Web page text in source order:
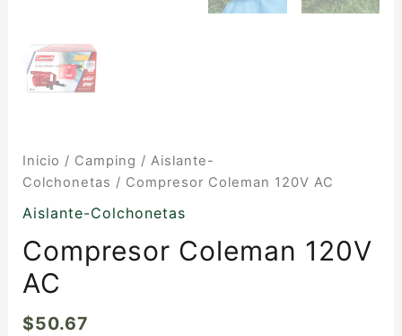
Inicio / Camping / Aislante-
Colchonetas / Compresor Coleman 120V AC
Aislante-Colchonetas
Compresor Coleman 120V
AC
$50.67